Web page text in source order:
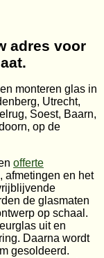
adres voor
monteren glas in
Utrecht,
Soest, Baarn,
op de
offerte
afmetingen en het
de glasmaten
op schaal.
uit en
Daarna wordt
gesoldeerd.